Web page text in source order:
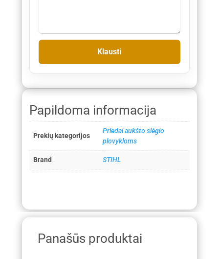
Papildoma informacija
Prekių kategorijos
Priedai aukšto slėgio
plovykloms
Brand STIHL
Panašūs produktai